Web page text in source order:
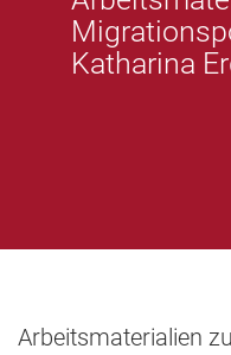
Katharina
Arbeitsmaterialien